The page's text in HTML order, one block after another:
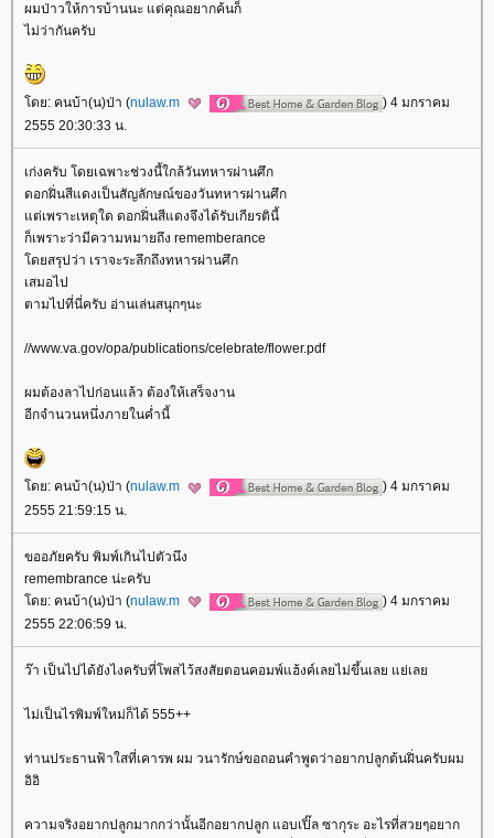
ผมป่าวให้การบ้านนะ แต่คุณอยากค้นก็
ไม่ว่ากันครับ
ดย: คนบ้า(น)ป่า (nulaw.m
) 4 มกราคม
2555 20:30:33 น.
เก่งครับ โดยเฉพาะช่วงนี้ใกล้วันทหารผ่านศึก
ดอกฝิ่นสีแดงเป็นสัญลักษณ์ของวันทหารผ่านศึก
ต่เพราะเหตุใด ดอกฝิ่นสีแดงจึงได้รับเกียรตินี้
ก็เพราะว่ามีความหมายถึง rememberance
ดยสรุปว่า เราจะระลึกถึงทหารผ่านศึก
เสมอไป
ตามไปที่นี่ครับ อ่านเล่นสนุกๆนะ
//www.va.gov/opa/publications/celebrate/flower.pdf
ผมต้องลาไปก่อนแล้ว ต้องให้เสร็จงาน
อีกจำนวนหนึ่งภายในค่ำนี้
ดย: คนบ้า(น)ป่า (nulaw.m
) 4 มกราคม
2555 21:59:15 น.
ขออภัยครับ พิมพ์เกินไปตัวนึง
remembrance น่ะครับ
ดย: คนบ้า(น)ป่า (nulaw.m
) 4 มกราคม
2555 22:06:59 น.
ว๊า เป็นไปได้ยังไงครับที่โพสไว้สงสัยตอนคอมพ์แฮ้งค์เลยไม่ขึ้นเลย แย่เล
ไม่เป็นไรพิมพ์ใหม่ก็ได้ 555++
ท่านประธานฟ้าใสที่เคารพ ผม วนารักษ์ขอถอนคำพูดว่าอยากปลูกต้นฝิ่นครับผม
อิอิ
ความจริงอยากปลูกมากกว่านั้นอีกอยากปลูก แอบเปิ๊ล ซากุระ อะไรที่สวยๆอยาก